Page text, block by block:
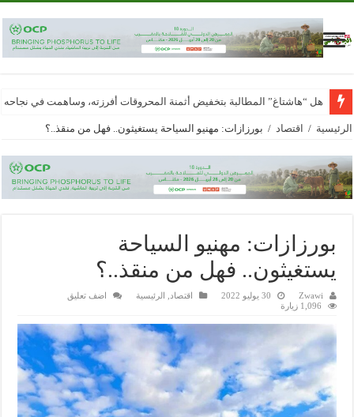
هل “هاشتاغ” المطالبة بتخفيض أثمنة المحروقات أفرزته، وساهمت في
الرئيسية / اقتصاد / بورزازات: مهنيو السياحة يستغيثون.. فهل من منقذ..؟
بورزازات: مهنيو السياحة
يستغيثون.. فهل من منقذ..؟
Zwawi 30 يوليو 2022 اقتصاد الرئيسية
اضف تعليق
1,096 زيارة